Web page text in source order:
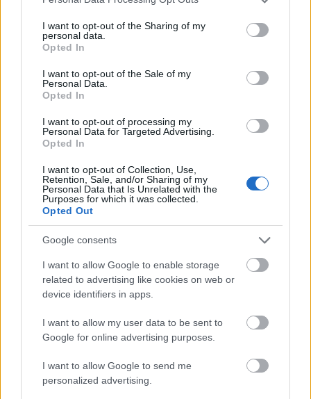
not limited to your visit or usage behaviour. You may click to
grant or deny consent to Google and its third-party tags to
use your data for below specified purposes in below Google
consent section.
I want to opt-out of the Sharing of my
personal data.
Opted In
I want to opt-out of the Sale of my
Personal Data.
Opted In
I want to opt-out of processing my
Personal Data for Targeted Advertising.
Opted In
I want to opt-out of Collection, Use,
Retention, Sale, and/or Sharing of my
Personal Data that Is Unrelated with the
Purposes for which it was collected.
Opted Out
Google consents
I want to allow Google to enable storage
related to advertising like cookies on web or
device identifiers in apps.
I want to allow my user data to be sent to
Google for online advertising purposes.
I want to allow Google to send me
personalized advertising.
Sokat tesz hozzá a címszereplőt zseniálisan hozó
Kathryn Hahn Mrs. Fletcher alakjához, lubickol
benne, és egyszerűen csupán érdekel, mi is történik
még ezzel a nővel és a szeretteivel. A fiát Jackson
White alakítja, aki valahonnan hihetetlenül ismerős
nekem, de az imdb-s profilja alapján nem láttam
egyik filmjét sem, szóval valószínűleg csak
emlékeztet valaki másra. Tetszik a sorozat nyílt,
szókimondó, de mégis természetes vidámsága, és
hogy nem fél bemutatni azt, hogy egy 45 éves nő,
egy szülő is kerülhet olyan helyzetbe, amilyenbe a
18 éves fia: (újra) meg kell ismernie önmagát, fel kell
mérnie a környezetét, és a szabadabban,
függetlenül megélhető szexuális élet minden
következményét is.
A sorozat alapötletét Tom Perrotta ugyanilyen című